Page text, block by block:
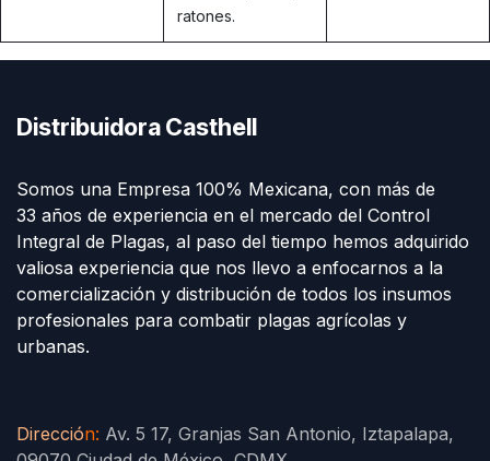
ratones.
Distribuidora Casthell
Somos una Empresa 100% Mexicana, con más de
33 años de experiencia en el mercado del Control
Integral de Plagas, al paso del tiempo hemos adquirido
valiosa experiencia que nos llevo a enfocarnos a la
comercialización y distribución de todos los insumos
profesionales para combatir plagas agrícolas y
urbanas.
Dirección: Av. 5 17, Granjas San Antonio, Iztapalapa,